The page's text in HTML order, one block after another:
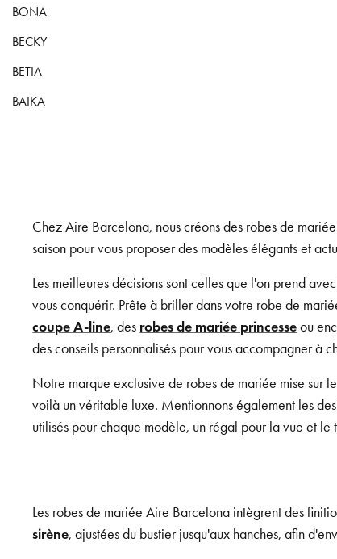
BONA
BECKY
BETIA
BAIKA
Chez Aire Barcelona, nous créons des robes de
saison pour vous proposer des modèles élégants et
Les meilleures décisions sont celles que l'on prend
vous conquérir. Prête à briller dans votre robe de
coupe A-line, des robes de mariée princesseou
des conseils personnalisés pour vous accompagner à
Notre marque exclusive de robes de mariée mise sur
voilà un véritable luxe. Mentionnons également les
utilisés pour chaque modèle, un régal pour la vue et le
Les robes de mariée Aire Barcelona intègrent des
sirène, ajustées du bustier jusqu'aux hanches, afin